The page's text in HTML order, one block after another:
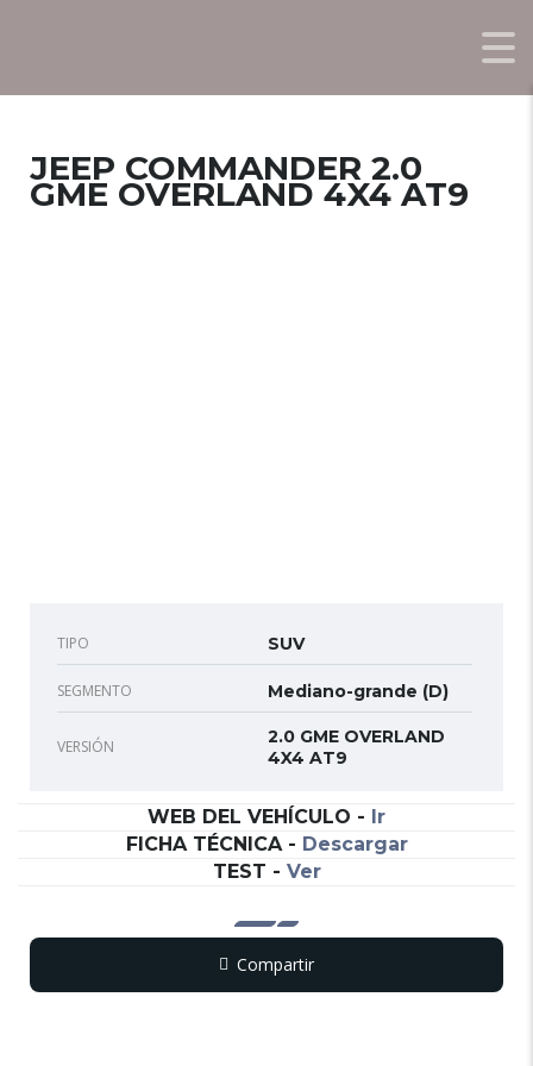
JEEP COMMANDER 2.0
GME OVERLAND 4X4 AT9
TIPO SUV
SEGMENTO Mediano-grande (D)
VERSIÓN
2.0 GME OVERLAND
4X4 AT9
WEB DEL VEHÍCULO - Ir
FICHA TÉCNICA- Descargar
TEST - Ver
Compartir
CopyWhatsApp
Messenger
Email
Print